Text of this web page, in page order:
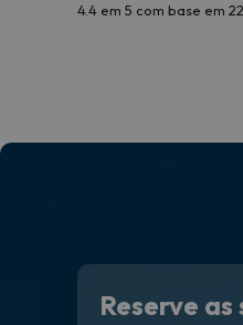
4.4 em 5 com base em
Reserve as